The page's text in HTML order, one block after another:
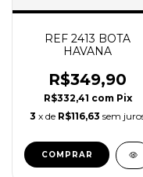
REF 2413 BOTA
HAVANA
R$349,90
R$332,41 com Pix
3 x de R$116,63 sem
COMPRAR